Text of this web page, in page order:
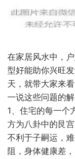
在家居风水中，
型好能助你兴旺
天，就带大家来
一说这些问题的解
1、住宅的每一个
方为八卦中的艮
不利于子嗣运，
阻，身体健康差